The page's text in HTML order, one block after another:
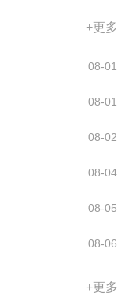
+更多
08-01
08-01
08-02
08-04
08-05
08-06
+更多